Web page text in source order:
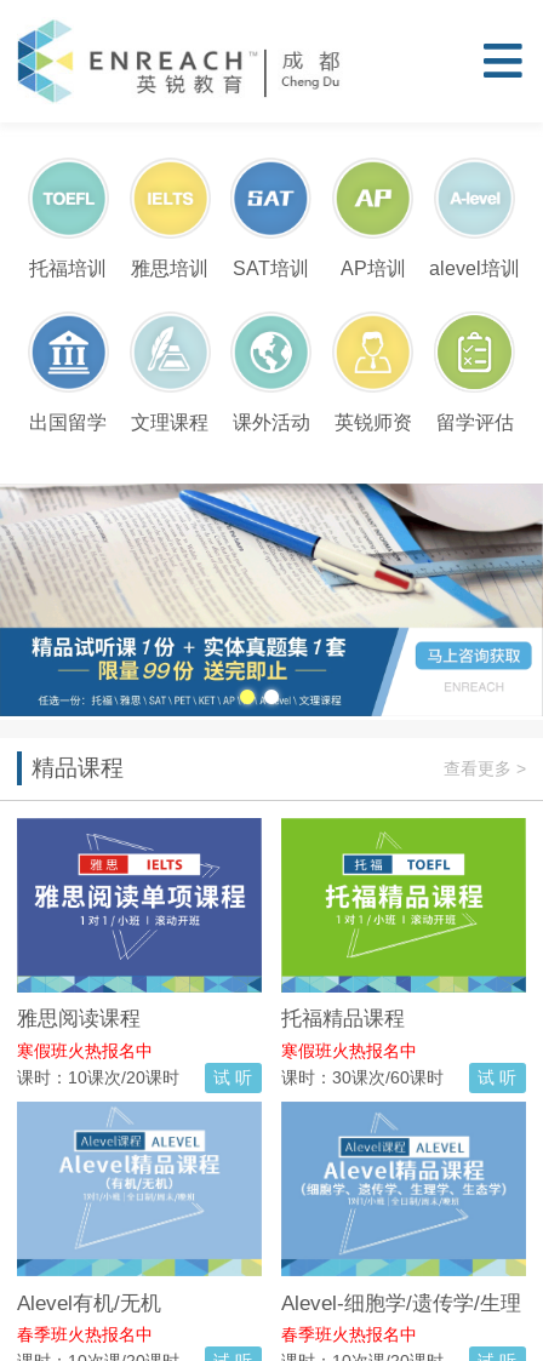
托福培训 雅思培训 SAT培训 AP培训 alevel培训
出国留学 文理课程 课外活动 英锐师资 留学评估
精品课程 查看更多 >
雅思阅读课程
寒假班火热报名中
课时：10课次/20课时
试 听
托福精品课程
寒假班火热报名中
课时：30课次/60课时
试 听
Alevel有机/无机
春季班火热报名中
Alevel-细胞学/遗传学/生理
学/生态学
春季班火热报名中